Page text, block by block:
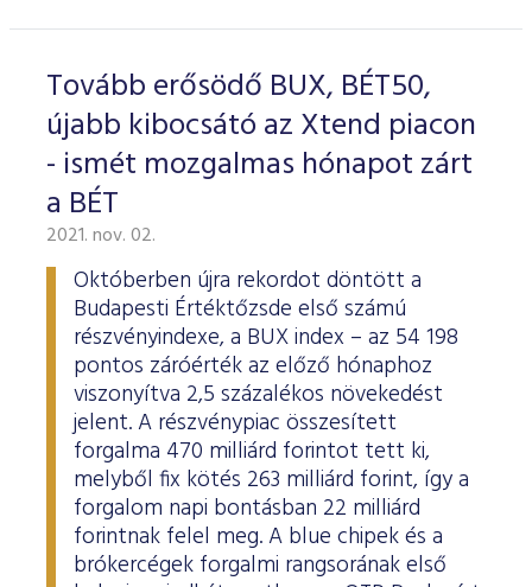
Tovább erősödő BUX, BÉT50,
újabb kibocsátó az Xtend piacon
- ismét mozgalmas hónapot zárt
a BÉT
2021. nov. 02.
Októberben újra rekordot döntött a
Budapesti Értéktőzsde első számú
részvényindexe, a BUX index – az 54 198
pontos záróérték az előző hónaphoz
viszonyítva 2,5 százalékos növekedést
jelent. A részvénypiac összesített
forgalma 470 milliárd forintot tett ki,
melyből fix kötés 263 milliárd forint, így a
forgalom napi bontásban 22 milliárd
forintnak felel meg. A blue chipek és a
brókercégek forgalmi rangsorának első